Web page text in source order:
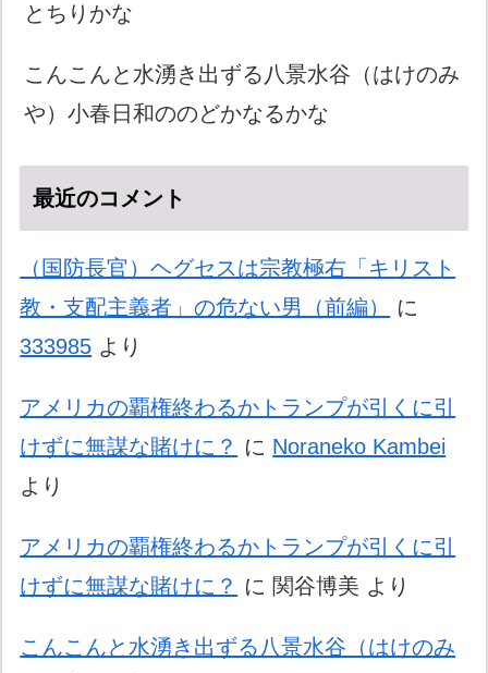
とちりかな
こんこんと水湧き出ずる八景水谷（はけのみ
や）小春日和ののどかなるかな
最近のコメント
（国防長官）ヘグセスは宗教極右「キリスト
教・支配主義者」の危ない男（前編）
に
333985 より
アメリカの覇権終わるかトランプが引くに引
けずに無謀な賭けに？ に Noraneko Kambei
より
アメリカの覇権終わるかトランプが引くに引
けずに無謀な賭けに？ に 関谷博美 より
こんこんと水湧き出ずる八景水谷（はけのみ